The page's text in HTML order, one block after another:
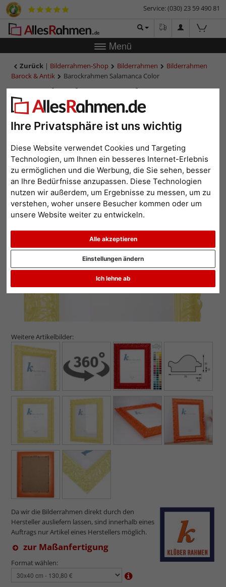
Ihre Privatsphäre ist uns wichtig
Diese Website verwendet Cookies und Targeting
Technologien, um Ihnen ein besseres Internet-Erlebnis
zu ermöglichen und die Werbung, die Sie sehen, besser
an Ihre Bedürfnisse anzupassen. Diese Technologien
nutzen wir außerdem, um Ergebnisse zu messen, um zu
verstehen, woher unsere Besucher kommen oder um
unsere Website weiter zu entwickeln.
Alle akzeptieren
Ich lehne ab
Einstellungen ändern
Service: (030) 23 59 490 81
Menü
Zurück | Bilderrahmen-Shop Bilderrahmen
Bilderrahmen
Barock & Antik
Barockrahmen Salamanca Color
Barockrahmen Salamanca
Color
Weitere Artikelbilder:
Da wir die Bilderrahmen direkt durch den
Hersteller ausliefern lassen, sind innerhalb eines
Auftrags nur Artikel eines Herstellers möglich.
zur Maßanfertigung
Format wählen: